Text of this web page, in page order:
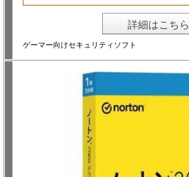
詳細はこちら
ゲーマー向けセキュリティソフト